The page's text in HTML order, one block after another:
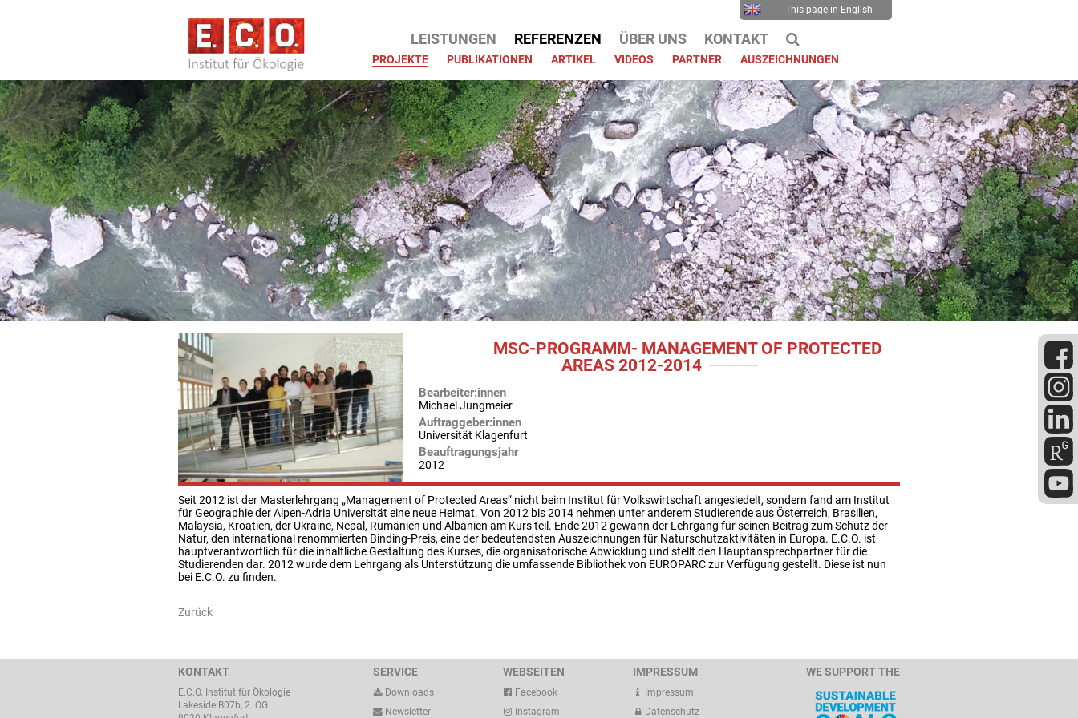
This page in English
LEISTUNGEN REFERENZEN
PROJEKTE PUBLIKATIONEN ARTIKEL VIDEOS PARTNER AUSZEICHNUNGEN
ÜBER UNS KONTAKT
MSC-PROGRAMM- MANAGEMENT OF PROTECTED
AREAS 2012-2014
Bearbeiter:innen
Michael Jungmeier
Auftraggeber:innen
Universität Klagenfurt
Beauftragungsjahr
2012
Seit 2012 ist der Masterlehrgang „Management of Protected Areas“ nicht beim Institut für Volkswirtschaft angesiedelt, sondern fand am Institut
für Geographie der Alpen-Adria Universität eine neue Heimat. Von 2012 bis 2014 nehmen unter anderem Studierende aus Österreich, Brasilien,
Malaysia, Kroatien, der Ukraine, Nepal, Rumänien und Albanien am Kurs teil. Ende 2012 gewann der Lehrgang für seinen Beitrag zum Schutz der
Natur, den international renommierten Binding-Preis, eine der bedeutendsten Auszeichnungen für Naturschutzaktivitäten in Europa. E.C.O. ist
hauptverantwortlich für die inhaltliche Gestaltung des Kurses, die organisatorische Abwicklung und stellt den Hauptansprechpartner für die
Studierenden dar. 2012 wurde dem Lehrgang als Unterstützung die umfassende Bibliothek von EUROPARC zur Verfügung gestellt. Diese ist nun
bei E.C.O. zu finden.
Zurück
KONTAKT
E.C.O. Institut für Ökologie
Lakeside B07b, 2. OG
SERVICE
Downloads
Newsletter
WEBSEITEN
Facebook
Instagram
IMPRESSUM
Impressum
Datenschutz
WE SUPPORT THE